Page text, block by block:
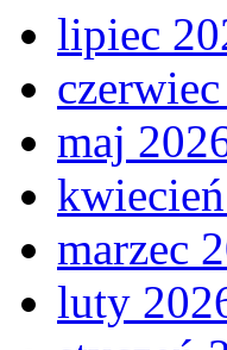
lipiec
maj
marzec
luty